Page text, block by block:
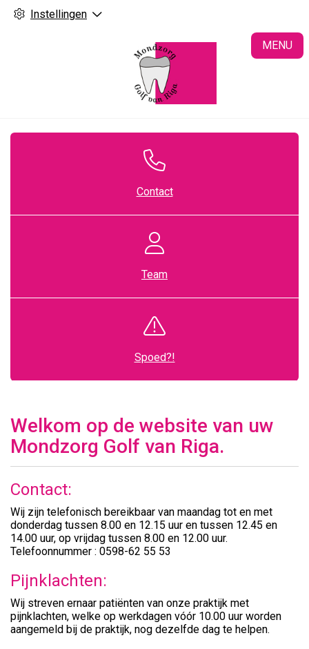
Instellingen
MENU
Contact
Team
Spoed?!
Welkom op de website van uw
Mondzorg Golf van Riga.
Contact:
Wij zijn telefonisch bereikbaar van maandag tot en met
donderdag tussen 8.00 en 12.15 uur en tussen 12.45 en
14.00 uur, op vrijdag tussen 8.00 en 12.00 uur.
Telefoonnummer : 0598-62 55 53
Pijnklachten:
Wij streven ernaar patiënten van onze praktijk met
pijnklachten, welke op werkdagen vóór 10.00 uur worden
aangemeld bij de praktijk, nog dezelfde dag te helpen.